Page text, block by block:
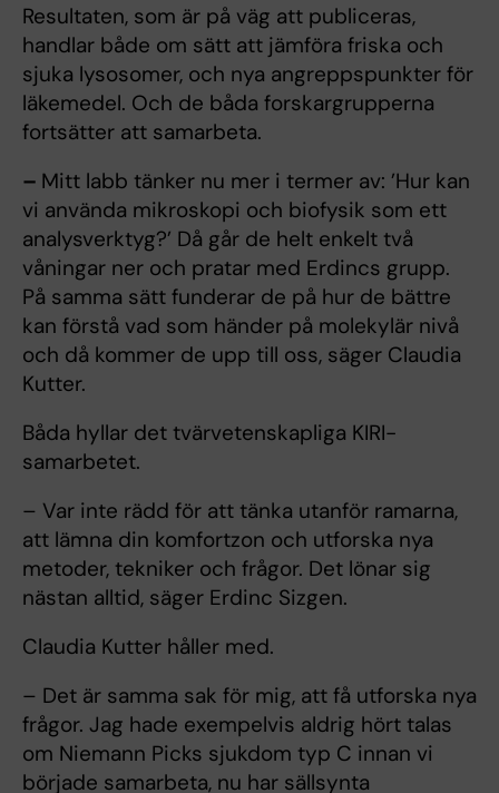
Resultaten, som är på väg att publiceras,
handlar både om sätt att jämföra friska och
sjuka lysosomer, och nya angreppspunkter för
läkemedel. Och de båda forskargrupperna
fortsätter att samarbeta.
– Mitt labb tänker nu mer i termer av: ’Hur kan
vi använda mikroskopi och biofysik som ett
analysverktyg?’ Då går de helt enkelt två
våningar ner och pratar med Erdincs grupp.
På samma sätt funderar de på hur de bättre
kan förstå vad som händer på molekylär nivå
och då kommer de upp till oss, säger Claudia
Kutter.
Båda hyllar det tvärvetenskapliga KIRI-
samarbetet.
– Var inte rädd för att tänka utanför ramarna,
att lämna din komfortzon och utforska nya
metoder, tekniker och frågor. Det lönar sig
nästan alltid, säger Erdinc Sizgen.
Claudia Kutter håller med.
– Det är samma sak för mig, att få utforska nya
frågor. Jag hade exempelvis aldrig hört talas
om Niemann Picks sjukdom typ C innan vi
började samarbeta, nu har sällsynta